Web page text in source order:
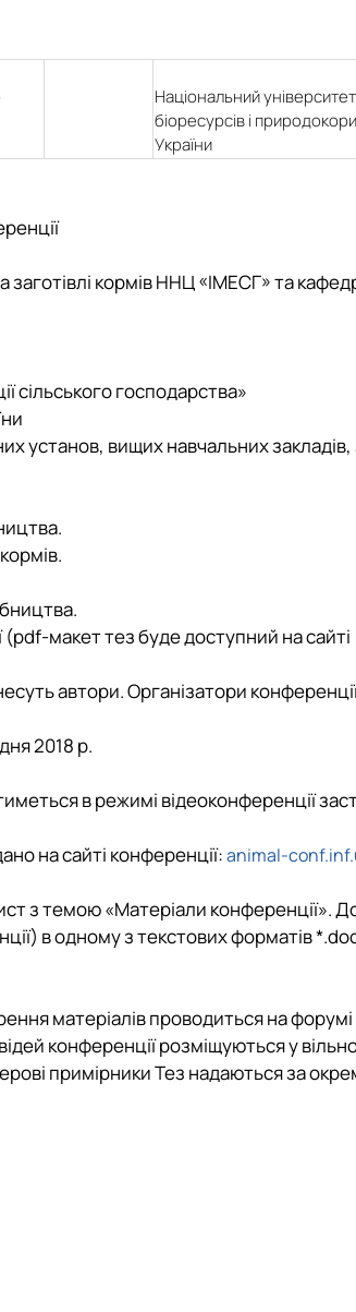
Національний університет
біоресурсів і
України
заготівлі кормів ННЦ «ІМЕСГ» та
сільського господарства»
установ, вищих навчальних закладів,
макет тез буде доступний на сайті
автори. Організатори
2018 р.
в режимі відеоконференції
на сайті конференції:animal-
з темою «Матеріали конференції».
в одному з текстових форматів *.
матеріалів проводиться на форумі
конференції розміщуються у
примірники Тез надаються за